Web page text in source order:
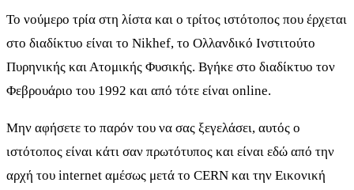
Το νούμερο τρία στη λίστα και ο τρίτος ιστότοπος που έρχεται
στο διαδίκτυο είναι το Nikhef, το Ολλανδικό Ινστιτούτο
Πυρηνικής και Ατομικής Φυσικής. Βγήκε στο διαδίκτυο τον
Φεβρουάριο του 1992 και από τότε είναι online.
Μην αφήσετε το παρόν του να σας ξεγελάσει, αυτός ο
ιστότοπος είναι κάτι σαν πρωτότυπος και είναι εδώ από την
αρχή του internet αμέσως μετά το CERN και την Εικονική